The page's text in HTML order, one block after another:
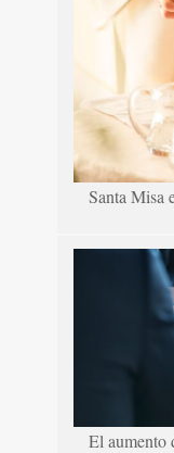
Santa Misa
El aumento